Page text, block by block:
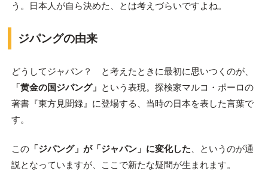
う。日本人が自ら決めた、とは考えづらいですよね。
ジパングの由来
どうしてジャパン？ と考えたときに最初に思いつくのが、
「黄金の国ジパング」 という表現。探検家マルコ・ポーロの
著書『東方見聞録』に登場する、当時の日本を表した言葉で
す。
この「ジパング」が「ジャパン」に変化した、というのが通
説となっていますが、ここで新たな疑問が生まれます。